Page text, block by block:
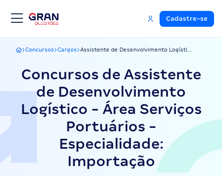
Cadastre-se
Gran Questões
Concursos Cargos Assistente de Desenvolvimento Logísti...
Concursos de Assistente
de Desenvolvimento
Logístico - Área Serviços
Portuários -
Especialidade:
Importação